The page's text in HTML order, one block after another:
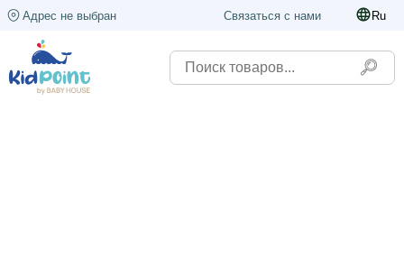
Адрес не выбран Связаться с нами Ru